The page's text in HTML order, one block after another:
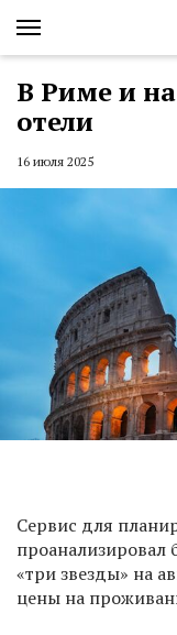
В Риме и
отели
16 июля 2025
Сервис для
проанализировал
«три звезды» на
цены на